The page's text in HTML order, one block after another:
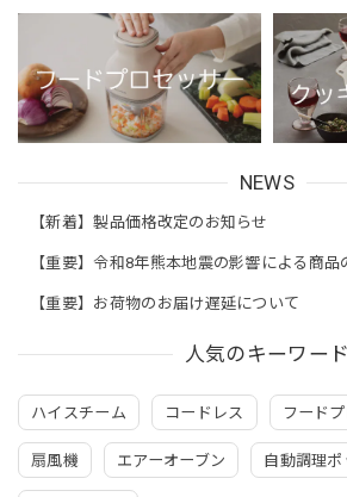
NEWS
【新着】製品価格改定のお知らせ
【重要】令和8年熊本地震の影響による商
【重要】お荷物のお届け遅延について
人気のキーワード
ハイスチーム コードレス フード
扇風機 エアーオーブン 自動調理ポ